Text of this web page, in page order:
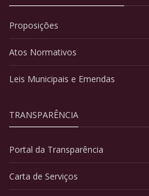
Proposições
Atos Normativos
Leis Municipais e Emendas
TRANSPARÊNCIA
Portal da Transparência
Carta de Serviços